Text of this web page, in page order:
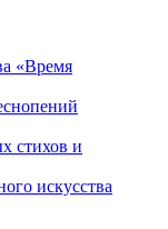
«Время
стихов и
искусства